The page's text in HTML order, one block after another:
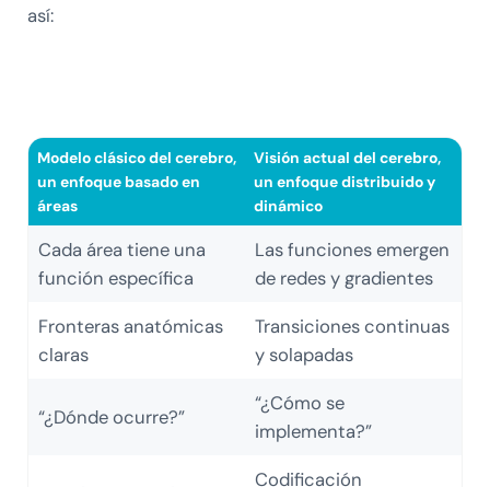
así:
Modelo clásico del cerebro,
un enfoque basado en
áreas
Visión actual del cerebro,
un enfoque distribuido y
dinámico
Cada área tiene una
función específica
Las funciones emergen
de redes y gradientes
Fronteras anatómicas
claras
Transiciones continuas
y solapadas
“¿Dónde ocurre?”
“¿Cómo se
implementa?”
Codificación